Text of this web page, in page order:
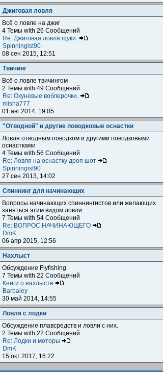
Джиговая ловля
Всё о ловле на джиг
4 Темы with 26 Сообщений
Re: Джиговая ловля щуки.
Spinningist90
08 сен 2015, 12:51
Твичинг
Всё о ловле твичингом
2 Темы with 49 Сообщений
Re: Окуневые воблерочки.
misha777
01 авг 2014, 19:05
"Отводной" и другие поводковые оснастки
Ловля отводным поводком и другими поводковыми
оснастками
4 Темы with 56 Сообщений
Re: Ловля на оснастку дроп шот
Spinningist90
27 сен 2013, 14:02
Спиннинг для начинающих
Вопросы начинающих спиннингистов или желающих
заняться этим видом ловли
7 Темы with 54 Сообщений
Re: ВОПРОС НАЧИНАЮЩЕГО
DmK
06 апр 2015, 12:56
Нахлыст
Обсуждение Flyfishing
7 Темы with 22 Сообщений
Книги о нахлысте
Barbaley
30 май 2014, 14:55
Ловля с лодки
Обсуждение плавсредств и ловли с них.
2 Темы with 22 Сообщений
Re: Лодки и моторы
DmK
15 окт 2017, 16:22